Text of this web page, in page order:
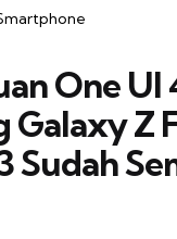
One UI
Galaxy Z
Sudah